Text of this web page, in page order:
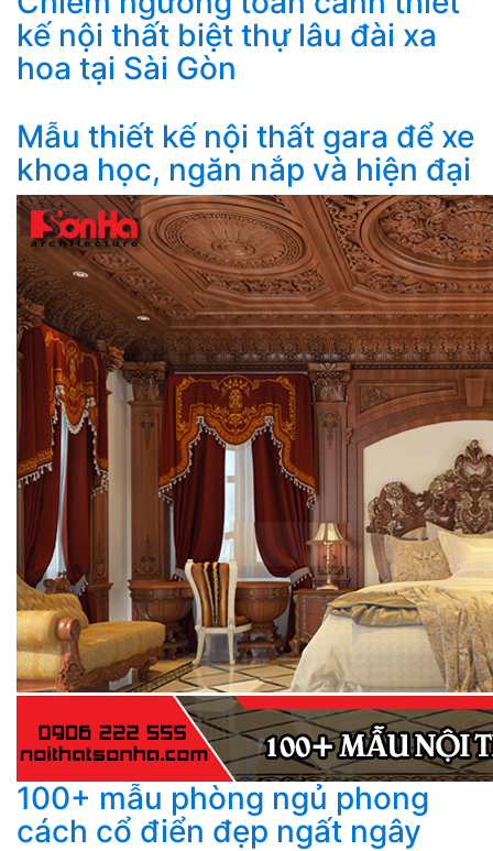
kế nội thất biệt thự lâu đài xa
hoa tại Sài Gòn
Mẫu thiết kế nội thất gara để xe
khoa học, ngăn nắp và hiện đại
100+ mẫu phòng ngủ phong
cách cổ điển đẹp ngất ngây